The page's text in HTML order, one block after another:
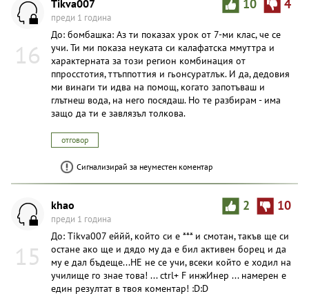
16
10 4
Tikva007
преди 1 година
До: бомбашка: Аз ти показах урок от 7-ми клас, че се
учи. Ти ми показа неуката си калафатска ммуттра и
характерната за този регион комбинация от
ппросстотия, ттъппоттия и гьонсуратлък. И да, дедовия
ми винаги ти идва на помощ, когато запотъваш и
глътнеш вода, на него посядаш. Но те разбирам - има
защо да ти е завлязъл толкова.
отговор
Сигнализирай за неуместен коментар
15
2 10
khao
преди 1 година
До: Tikva007 еййй, който си е *** и смотан, такъв ще си
остане ако ще и дядо му да е бил активен борец и да
му е дал бъдеще...НЕ не се учи, всеки който е ходил на
училище го знае това! ... ctrl+ F инжИнер ... намерен е
един резултат в твоя коментар! :D:D